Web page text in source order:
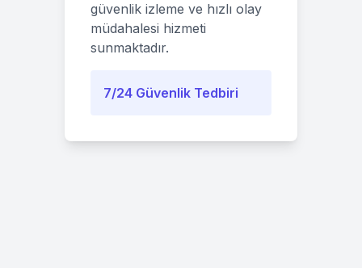
güvenlik izleme ve hızlı olay
müdahalesi hizmeti
sunmaktadır.
7/24 Güvenlik Tedbiri